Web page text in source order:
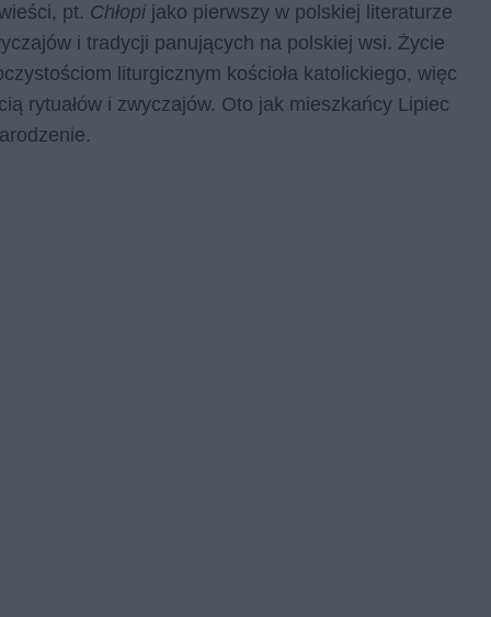
pt. Chłopi jako pierwszy w polskiej literaturze
i tradycji panujących na polskiej wsi. Życie
liturgicznym kościoła katolickiego, więc
rytuałów i zwyczajów. Oto jak mieszkańcy Lipiec